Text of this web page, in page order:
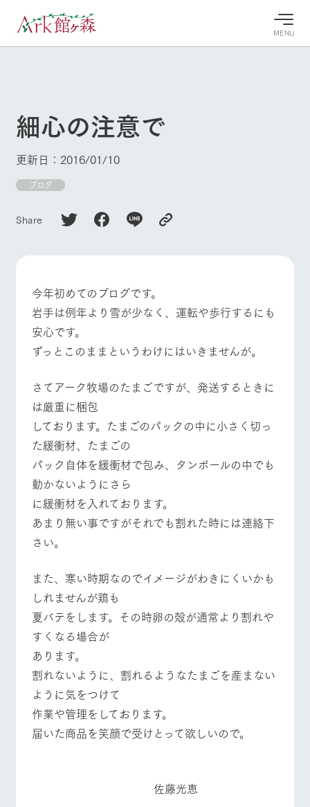
MENU
牧場へ行
く
営業時
間・料金
交通アク
セス
よくいた
だく質問
ペットを
お連れの
お客様へ
お問い合
わせ・資
よく見られている情報
今日の牧
本日の営業時間
や牧場の天気、
状況などを毎日
Ark館ヶ森で開
催しているイベ
情報やスケジュ
ビゲート
施設・体験情報
フラワー
ガーデン
花のある美しい
自然環境の中、
季節の移り変わ
りを存分に味わ
う
動物とふ
れあう
触れて、感じ
て、学ぶ。館ヶ
なかで動物とふ
れあう
アクティ
ビティ／
ツリーハウスや
ど、楽しみなが
ら学べる様々な
レストラ
ン
牧場の生産品を
知り尽くした料
丹精込めて育て
店舗
ウンロード
周遊バス
牧場内を巡る周
遊バスのご案内
Ark館ヶ森について
牧場に行く
生産品を見る
ArkFarm Wedding
お知らせ
ブログ
お問い合わせ・資料請求
生産品カタログ・資料DL
English (Google Translate)
ネットショップ
個人情報取扱いについて
牧場トップ 今日の牧場 牧場の楽しみ方
イベント/フェア レストラン/BBQ フラワーガーデン
動物とふれあう アクティビティ/体験
牧場マップを見る 周遊バス
営業時間・料金 交通アクセス
よくあるご質問
ペットをお連れの
お客様へ お問い合わせ
細心の注意で
更新日：2016/01/10
ブログ
Share
今年初めてのブログです。
岩手は例年より雪が少なく、運転や歩行するにも
安心です。
ずっとこのままというわけにはいきませんが。
さてアーク牧場のたまごですが、発送するときに
は厳重に梱包
しております。たまごのパックの中に小さく切っ
た緩衝材、たまごの
パック自体を緩衝材で包み、タンボールの中でも
動かないようにさら
に緩衝材を入れております。
あまり無い事ですがそれでも割れた時には連絡下
さい。
また、寒い時期なのでイメージがわきにくいかも
しれませんが鶏も
夏バテをします。その時卵の殻が通常より割れや
すくなる場合が
あります。
割れないように、割れるようなたまごを産まない
ように気をつけて
作業や管理をしております。
届いた商品を笑顔で受けとって欲しいので。
佐藤光恵